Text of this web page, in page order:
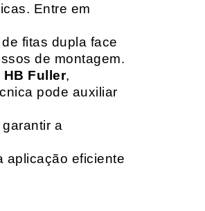
Entre em
fitas dupla face
de montagem.
HB Fuller,
pode auxiliar
a
aplicação eficiente